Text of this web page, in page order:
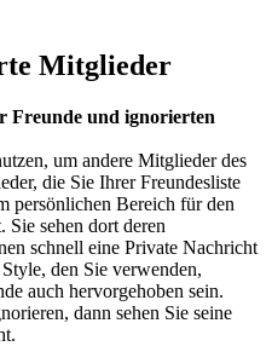
Mitglieder
Freunde und ignorierten
um andere Mitglieder des
die Sie Ihrer Freundesliste
persönlichen Bereich für den
sehen dort deren
schnell eine Private Nachricht
den Sie verwenden,
auch hervorgehoben sein.
dann sehen Sie seine